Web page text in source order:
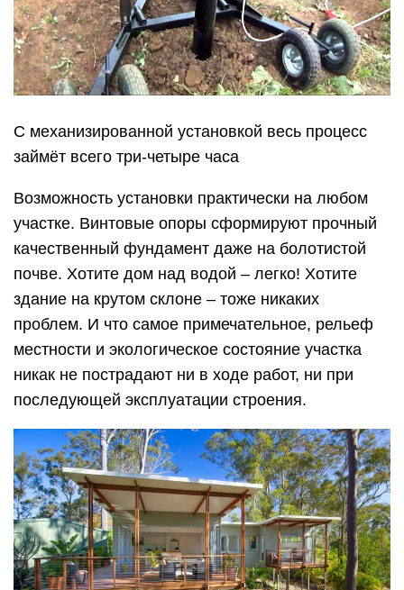
С механизированной установкой весь процесс
займёт всего три-четыре часа
Возможность установки практически на любом
участке. Винтовые опоры сформируют прочный
качественный фундамент даже на болотистой
почве. Хотите дом над водой – легко! Хотите
здание на крутом склоне – тоже никаких
проблем. И что самое примечательное, рельеф
местности и экологическое состояние участка
никак не пострадают ни в ходе работ, ни при
последующей эксплуатации строения.